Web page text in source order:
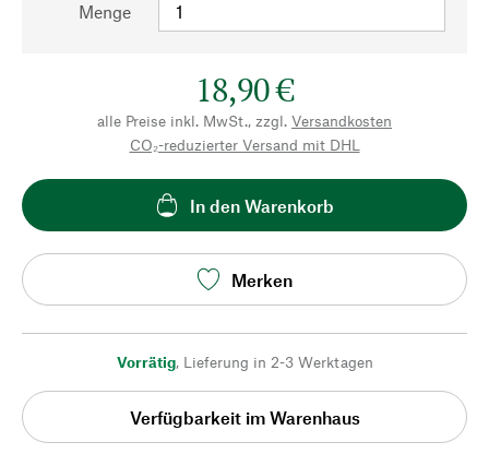
Menge
18,90 €
alle Preise inkl. MwSt., zzgl. Versandkosten
CO₂-reduzierter Versand mit DHL
In den Warenkorb
Merken
Vorrätig, Lieferung in 2-3 Werktagen
Verfügbarkeit im Warenhaus